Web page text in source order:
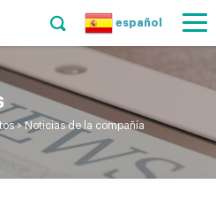
español
>Noticias de la compañía